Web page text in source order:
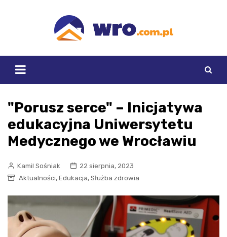
"Porusz serce" – Inicjatywa
edukacyjna Uniwersytetu
Medycznego we Wrocławiu
Kamil Sośniak
22 sierpnia, 2023
Aktualności, Edukacja, Służba zdrowia